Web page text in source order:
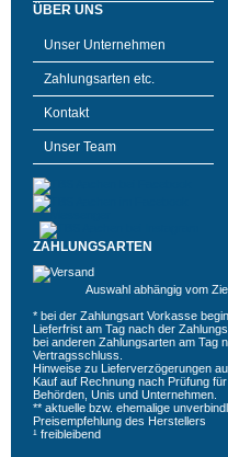
ÜBER UNS
Unser Unternehmen
Zahlungsarten etc.
Kontakt
Unser Team
ZAHLUNGSARTEN
Auswahl abhängig vom
* bei der Zahlungsart Vorkasse
Lieferfrist am Tag nach der
bei anderen Zahlungsarten am Tag
Vertragsschluss.
Hinweise zu Lieferverzögerungen
Kauf auf Rechnung nach Prüfung für
Behörden, Unis und Unternehmen.
** aktuelle bzw. ehemalige
Preisempfehlung des Herstellers
¹ freibleibend